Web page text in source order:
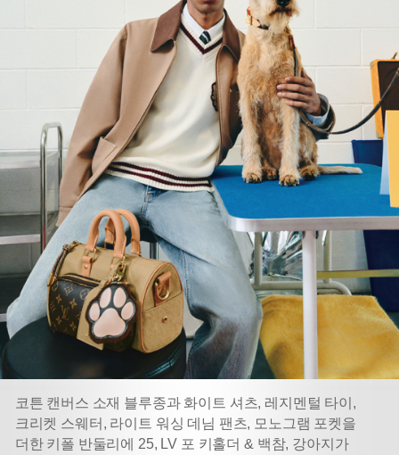
코튼 캔버스 소재 블루종과 화이트 셔츠, 레지멘털 타이,
크리켓 스웨터, 라이트 워싱 데님 팬츠, 모노그램 포켓을
더한 키폴 반둘리에 25, LV 포 키홀더 & 백참, 강아지가